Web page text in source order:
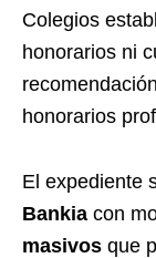
Colegios
honorarios ni
honorarios
El expediente
Bankia con
masivos que